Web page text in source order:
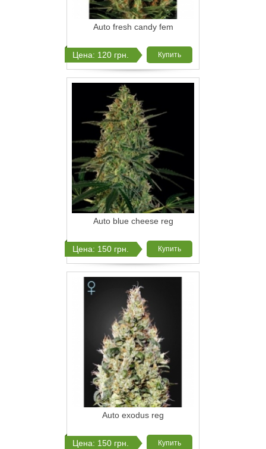
Auto fresh candy fem
Цена: 120 грн. Купить
Auto blue cheese reg
Цена: 150 грн. Купить
Auto exodus reg
Цена: 150 грн. Купить